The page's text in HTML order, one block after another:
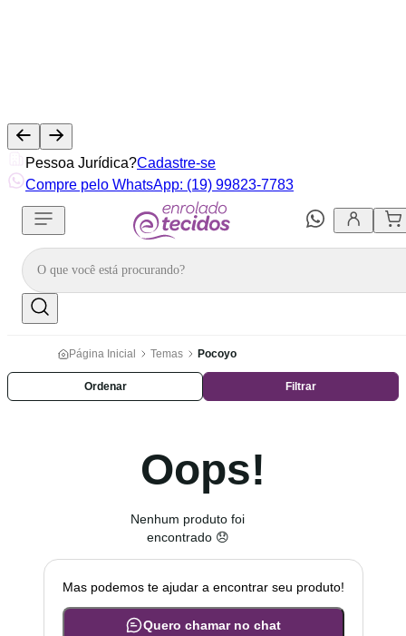
Pessoa Jurídica?Cadastre-se
Compre pelo WhatsApp: (19) 99823-7783
Página Inicial Temas Pocoyo
Ordenar Filtrar
Oops!
Nenhum produto foi
encontrado 😞
Mas podemos te ajudar a encontrar seu produto!
Quero chamar no chat